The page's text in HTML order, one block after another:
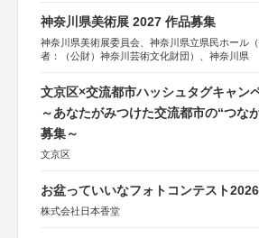
神奈川県美術展 2027 作品募集
神奈川県美術展委員会、神奈川県立県民ホール
者：（公財）神奈川芸術文化財団）、神奈川県
文京区×交流都市ハッシュタグキャン
～あなたがみつけた交流都市の“つな
募集～
文京区
お盆っていいなフォトコンテスト2026
株式会社日本香堂